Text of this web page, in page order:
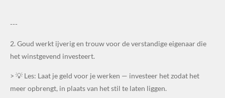
---
2. Goud werkt ijverig en trouw voor de verstandige eigenaar die
het winstgevend investeert.
> 💡 Les: Laat je geld voor je werken — investeer het zodat het
meer opbrengt, in plaats van het stil te laten liggen.